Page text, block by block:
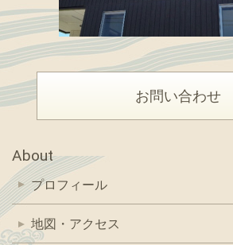
お問い合わせ
About
プロフィール
地図・アクセス